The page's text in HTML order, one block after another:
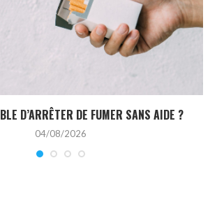
D’ARRÊTER DE FUMER SANS AIDE ?
04/08/2026